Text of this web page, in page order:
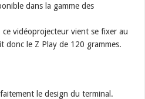
dans la gamme des
vidéoprojecteur vient se fixer au
donc le Z Play de 120 grammes.
le design du terminal.